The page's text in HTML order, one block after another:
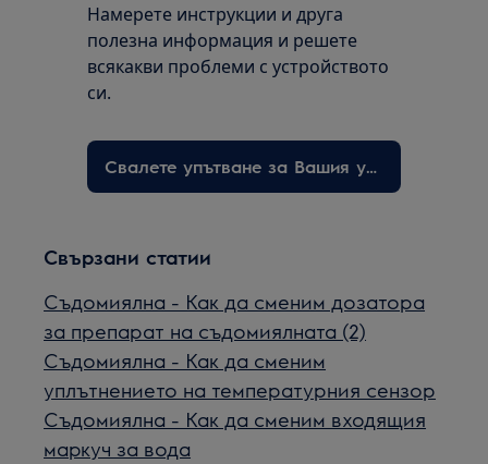
Намерете инструкции и друга
полезна информация и решете
всякакви проблеми с устройството
си.
Свалете упътване за Вашия уред
Свързани статии
Съдомиялна - Как да сменим дозатора
за препарат на съдомиялната (2)
Съдомиялна - Как да сменим
уплътнението на температурния сензор
Съдомиялна - Как да сменим входящия
маркуч за вода